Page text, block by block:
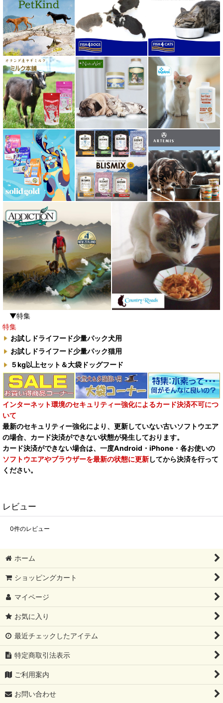
▼特集
特集
お試しドライフード少量パック犬用
お試しドライフード少量パック猫用
５kg以上セット＆大袋ドッグフード
インターネット環境のセキュリティー強化によるカード決済不可につ
いて
最新のセキュリティー強化により、更新していない古いソフトウエア
の場合、カード決済ができない状態が発生しております。
カード決済ができない場合は、一度Android・iPhone・各お使いの
ソフトウエアやブラウザーを最新の状態に更新してから決済を行って
ください。
レビュー
0件のレビュー
ホーム
ショッピングカート
マイページ
お気に入り
最近チェックしたアイテム
特定商取引法表示
ご利用案内
お問い合わせ